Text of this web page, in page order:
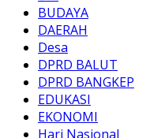
BUDAYA
DAERAH
Desa
DPRD BALUT
DPRD BANGKEP
EDUKASI
EKONOMI
Hari Nasional